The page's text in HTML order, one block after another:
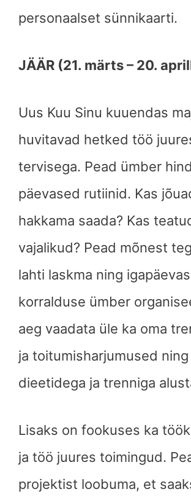
personaalset sünnikaarti.
JÄÄR (21. märts – 20.
Uus Kuu Sinu kuuendas
huvitavad hetked töö
tervisega. Pead ümber
päevased rutiinid. Kas
hakkama saada? Kas
vajalikud? Pead mõnest
lahti laskma ning
korralduse ümber
aeg vaadata üle ka oma
ja toitumisharjumused
dieetidega ja trenniga
Lisaks on fookuses ka
ja töö juures toimingud.
projektist loobuma, et